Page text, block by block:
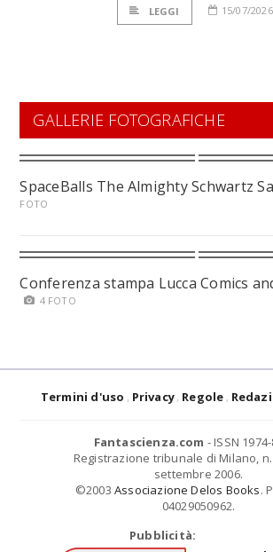
LEGGI 15/07/2026
GALLERIE FOTOGRAFICHE
SpaceBalls The Almighty Schwartz
FOTO
Conferenza stampa Lucca Comics
4 FOTO
Termini d'uso Privacy Regole
Fantascienza.com - ISSN
Registrazione tribunale di Milano, n.
settembre 2006.
©2003 Associazione Delos Books.
04029050962.
Pubblicità: